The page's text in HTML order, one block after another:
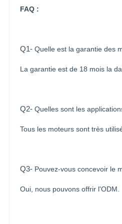
FAQ :
Q1- Quelle est la garantie des
La garantie est de 18 mois la
Q2- Quelles sont les
Tous les moteurs sont très
Q3- Pouvez-vous concevoir le
Oui, nous pouvons offrir l'ODM.